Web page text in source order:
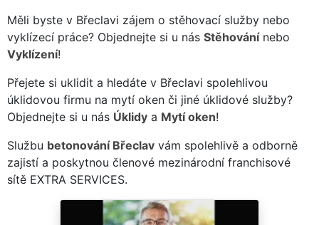
Měli byste v Břeclavi zájem o stěhovací služby nebo
vyklízecí práce? Objednejte si u nás Stěhovánínebo
Vyklízení!
Přejete si uklidit a hledáte v Břeclavi spolehlivou
úklidovou firmu na mytí oken či jiné úklidové služby?
Objednejte si u nás Úklidy a Mytí oken!
Službu betonování Břeclav vám spolehlivě a odborně
zajistí a poskytnou členové mezinárodní franchisové
sítě EXTRA SERVICES.